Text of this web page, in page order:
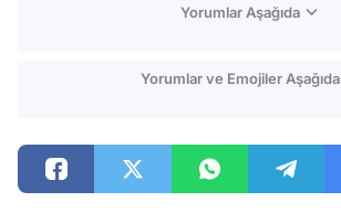
Yorumlar Aşağıda
Yorumlar ve Emojiler Aşağıda